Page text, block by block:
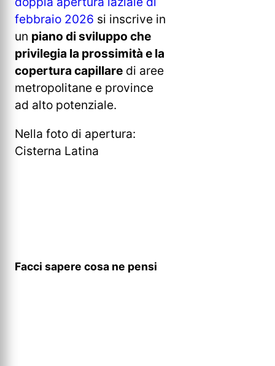
febbraio 2026 si inscrive in
un piano di sviluppo che
privilegia la prossimità e la
copertura capillare di aree
metropolitane e province
ad alto potenziale.
Nella foto di apertura:
Cisterna Latina
Facci sapere cosa ne pensi